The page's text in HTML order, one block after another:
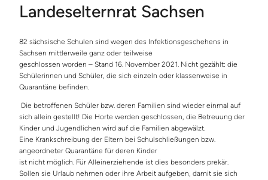
Landeselternrat Sachsen
82 sächsische Schulen sind wegen des Infektionsgeschehens in
Sachsen mittlerweile ganz oder teilweise
geschlossen worden – Stand 16. November 2021. Nicht gezählt: die
Schülerinnen und Schüler, die sich einzeln oder klassenweise in
Quarantäne befinden.
Die betroffenen Schüler bzw. deren Familien sind wieder einmal auf
sich allein gestellt! Die Horte werden geschlossen, die Betreuung der
Kinder und Jugendlichen wird auf die Familien abgewälzt.
Eine Krankschreibung der Eltern bei Schulschließungen bzw.
angeordneter Quarantäne für deren Kinder
ist nicht möglich. Für Alleinerziehende ist dies besonders prekär.
Sollen sie Urlaub nehmen oder ihre Arbeit aufgeben, damit sie sich